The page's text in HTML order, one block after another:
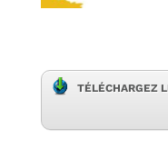
TÉLÉCHARGEZ